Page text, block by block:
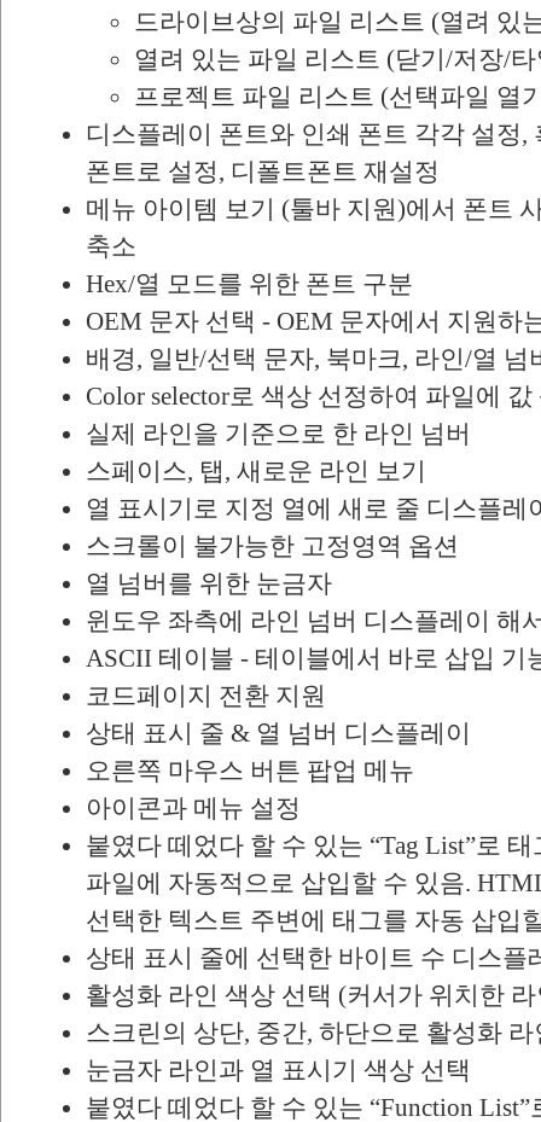
드라이브상의 파일 리스트 (열려 있
열려 있는 파일 리스트 (닫기/저장/
프로젝트 파일 리스트 (선택파일 열
디스플레이 폰트와 인쇄 폰트 각각 설정
폰트로 설정, 디폴트폰트 재설정
메뉴 아이템 보기 (툴바 지원)에서 폰트
축소
Hex/열 모드를 위한 폰트 구분
OEM 문자 선택 - OEM 문자에서 지원하
배경, 일반/선택 문자, 북마크, 라인/열 넘
Color selector로 색상 선정하여 파일에 값
실제 라인을 기준으로 한 라인 넘버
스페이스, 탭, 새로운 라인 보기
열 표시기로 지정 열에 새로 줄 디스플레
스크롤이 불가능한 고정영역 옵션
열 넘버를 위한 눈금자
윈도우 좌측에 라인 넘버 디스플레이 해
ASCII 테이블 - 테이블에서 바로 삽입 기
코드페이지 전환 지원
상태 표시 줄 & 열 넘버 디스플레이
오른쪽 마우스 버튼 팝업 메뉴
아이콘과 메뉴 설정
붙였다 떼었다 할 수 있는 “Tag List”로
파일에 자동적으로 삽입할 수 있음.
선택한 텍스트 주변에 태그를 자동 삽입
상태 표시 줄에 선택한 바이트 수 디스플
활성화 라인 색상 선택 (커서가 위치한
스크린의 상단, 중간, 하단으로 활성화
눈금자 라인과 열 표시기 색상 선택
붙였다 떼었다 할 수 있는 “Function